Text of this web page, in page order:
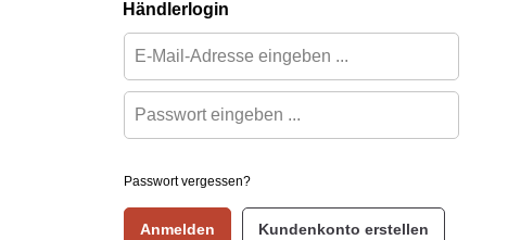
Händlerlogin
Passwort vergessen?
Anmelden Kundenkonto erstellen